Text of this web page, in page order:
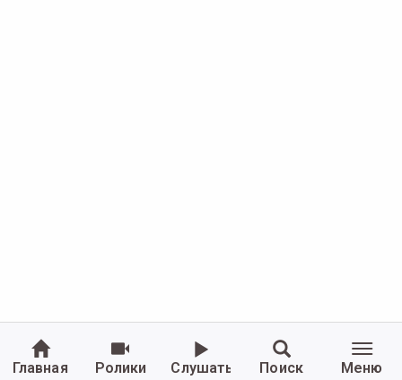
Главная Ролики Слушать Поиск Меню